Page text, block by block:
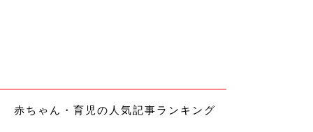
からも年々増えることが予想されます。
赤ちゃん・育児の人気記事ランキング